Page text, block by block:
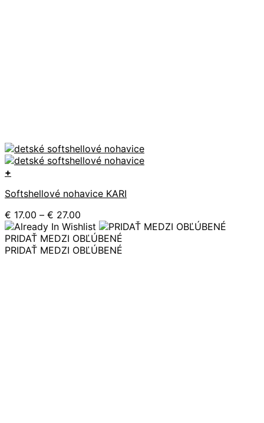
+
produkt
viacero
variantov.
Možnosti
si
Softshellové nohavice KARI
€ 17.00 – € 27.00
range:
€ 17.00
through
PRIDAŤ MEDZI OBĽÚBENÉ
PRIDAŤ MEDZI OBĽÚBENÉ